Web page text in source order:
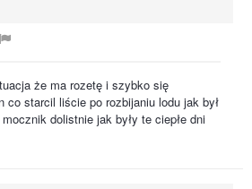
że ma rozetę i szybko się
co starcil liście po rozbijaniu lodu jak był
dolistnie jak były te ciepłe dni